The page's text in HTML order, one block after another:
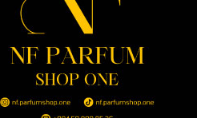
həmləsinə start verib
- 17:00